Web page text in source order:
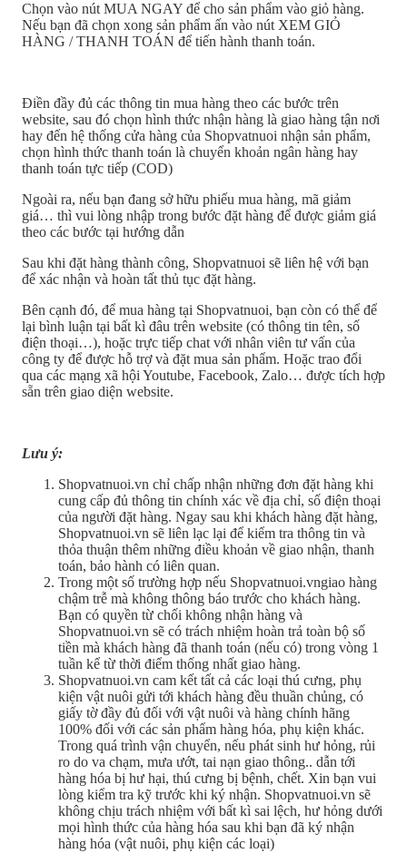
Chọn vào nút MUA NGAY để cho sản phẩm vào giỏ hàng.
Nếu bạn đã chọn xong sản phẩm ấn vào nút XEM GIỎ
HÀNG / THANH TOÁN để tiến hành thanh toán.
Điền đầy đủ các thông tin mua hàng theo các bước trên
website, sau đó chọn hình thức nhận hàng là giao hàng tận nơi
hay đến hệ thống cửa hàng của Shopvatnuoi nhận sản phẩm,
chọn hình thức thanh toán là chuyển khoản ngân hàng hay
thanh toán tực tiếp (COD)
Ngoài ra, nếu bạn đang sở hữu phiếu mua hàng, mã giảm
giá… thì vui lòng nhập trong bước đặt hàng để được giảm giá
theo các bước tại hướng dẫn
Sau khi đặt hàng thành công, Shopvatnuoi sẽ liên hệ với bạn
để xác nhận và hoàn tất thủ tục đặt hàng.
Bên cạnh đó, để mua hàng tại Shopvatnuoi, bạn còn có thể để
lại bình luận tại bất kì đâu trên website (có thông tin tên, số
điện thoại…), hoặc trực tiếp chat với nhân viên tư vấn của
công ty để được hỗ trợ và đặt mua sản phẩm. Hoặc trao đổi
qua các mạng xã hội Youtube, Facebook, Zalo… được tích hợp
sẵn trên giao diện website.
Lưu ý:
Shopvatnuoi.vn chỉ chấp nhận những đơn đặt hàng khi
cung cấp đủ thông tin chính xác về địa chỉ, số điện thoại
của người đặt hàng. Ngay sau khi khách hàng đặt hàng,
Shopvatnuoi.vn sẽ liên lạc lại để kiểm tra thông tin và
thỏa thuận thêm những điều khoản về giao nhận, thanh
toán, bảo hành có liên quan.
Trong một số trường hợp nếu Shopvatnuoi.vngiao hàng
chậm trễ mà không thông báo trước cho khách hàng.
Bạn có quyền từ chối không nhận hàng và
Shopvatnuoi.vn sẽ có trách nhiệm hoàn trả toàn bộ số
tiền mà khách hàng đã thanh toán (nếu có) trong vòng 1
tuần kể từ thời điểm thống nhất giao hàng.
Shopvatnuoi.vn cam kết tất cả các loại thú cưng, phụ
kiện vật nuôi gửi tới khách hàng đều thuần chủng, có
giấy tờ đầy đủ đối với vật nuôi và hàng chính hãng
100% đối với các sản phẩm hàng hóa, phụ kiện khác.
Trong quá trình vận chuyển, nếu phát sinh hư hỏng, rủi
ro do va chạm, mưa ướt, tai nạn giao thông.. dẫn tới
hàng hóa bị hư hại, thú cưng bị bệnh, chết. Xin bạn vui
lòng kiểm tra kỹ trước khi ký nhận. Shopvatnuoi.vn sẽ
không chịu trách nhiệm với bất kì sai lệch, hư hỏng dưới
mọi hình thức của hàng hóa sau khi bạn đã ký nhận
hàng hóa (vật nuôi, phụ kiện các loại)